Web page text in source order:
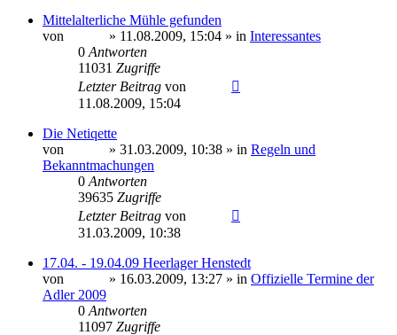
Mittelalterliche Mühle gefunden
von
» 11.08.2009, 15:04 » in Interessantes
0 Antworten
11031 Zugriffe
Letzter Beitrag von
11.08.2009, 15:04
Die Netiqette
von
» 31.03.2009, 10:38 » in Regeln und
Bekanntmachungen
0 Antworten
39635 Zugriffe
Letzter Beitrag von
31.03.2009, 10:38
17.04. - 19.04.09 Heerlager Henstedt
von
» 16.03.2009, 13:27 » in Offizielle Termine der
Adler 2009
0 Antworten
11097 Zugriffe